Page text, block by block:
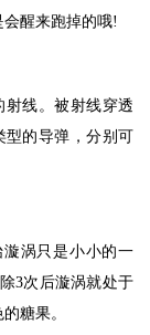
醒来跑掉的哦!
线。被射线穿透
型的导弹，分别可
涡只是小小的一
3次后漩涡就处于
糖果。